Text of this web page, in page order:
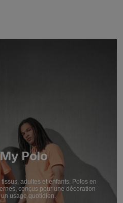
Polo
adultes et enfants. Polos en
conçus pour une décoration
usage quotidien.